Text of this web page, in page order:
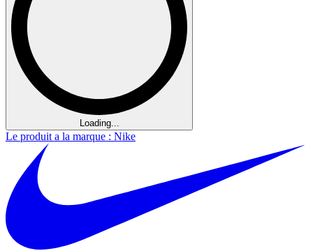
Loading...
Le produit a la marque : Nike